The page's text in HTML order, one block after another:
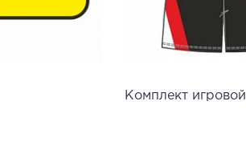
Комплект игровой